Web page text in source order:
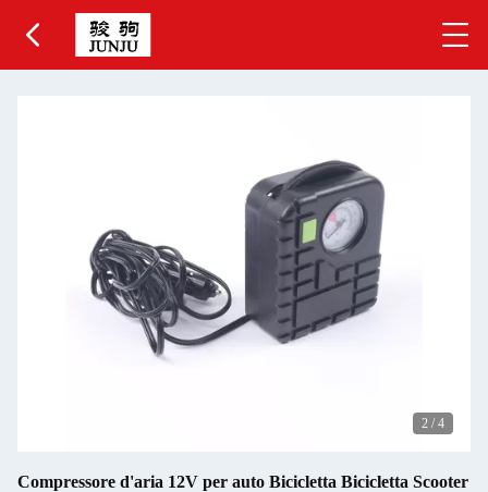
2 / 4
Compressore d'aria 12V per auto Bicicletta Bicicletta Scooter